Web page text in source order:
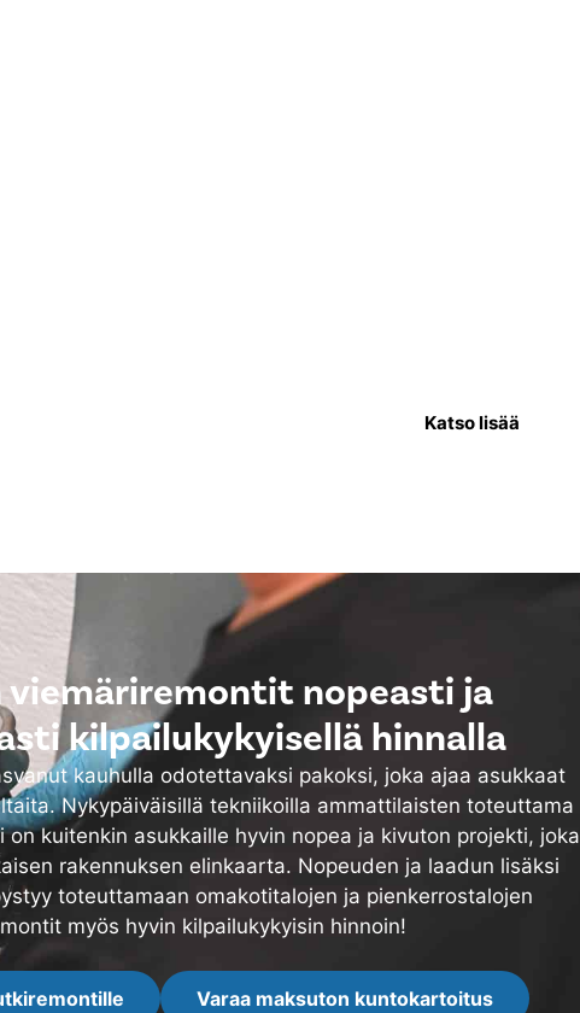
Katso lisää
nopeasti ja
kilpailukykyisellä hinnalla
kauhulla odotettavaksi pakoksi, joka ajaa asukkaat
Nykypäiväisillä tekniikoilla ammattilaisten toteuttama
kuitenkin asukkaille hyvin nopea ja kivuton projekti, joka
rakennuksen elinkaarta. Nopeuden ja laadun lisäksi
toteuttamaan omakotitalojen ja pienkerrostalojen
myös hyvin kilpailukykyisin hinnoin!
Varaa maksuton kuntokartoitus